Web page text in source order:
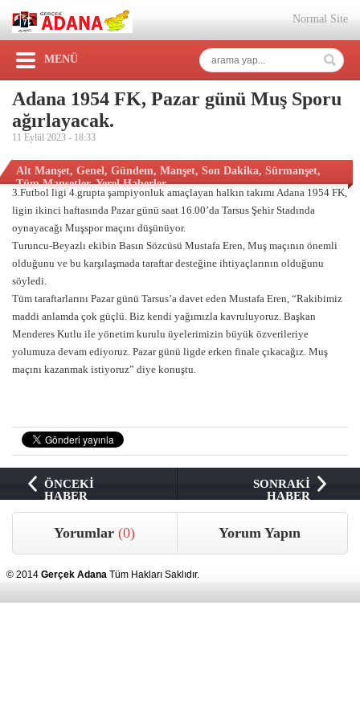
Normal Site
MENÜ
Adana 1954 FK, Pazar günü Muş Sporu
ağırlayacak.
11 Eylül 2023 - 18:33
Alt Manşet, Genel, Gündem, Manşet, Son Dakika, Sürmanşet,
Tüm Manşetler,Yerel Haberler
3.Futbol ligi 4.grupta şampiyonluk amaçlayan halkın takımı Adana 1954 FK,
ligin ikinci haftasında Pazar günü saat 16.00’da Tarsus Şehir Stadında
oynayacağı Muşspor maçını düşünüyor.
Turuncu-Beyazlı ekibin Basın Sözcüsü Mustafa Eren, Muş maçının önemli
olduğunu ve bu karşılaşmada taraftar desteğine ihtiyaçlarının olduğunu
söyledi.
Tüm taraftarlarını Pazar günü Tarsus’a davet eden Mustafa Eren, “Rakibimiz
maddi anlamda çok güçlü. Biz kendi yağımızla kavruluyoruz. Başkan
Menderes Kutlu ile yönetim kurulu üyelerimizin büyük özverileriye
yolumuza devam ediyoruz. Pazar günü ligde erken finale çıkacağız. Muş
maçını kazanmak istiyoruz” diye konuştu.
ÖNCEKİ
HABER
SONRAKİ
HABER
Yorumlar(0) Yorum Yapın
© 2014 Gerçek Adana Tüm Hakları Saklıdır.